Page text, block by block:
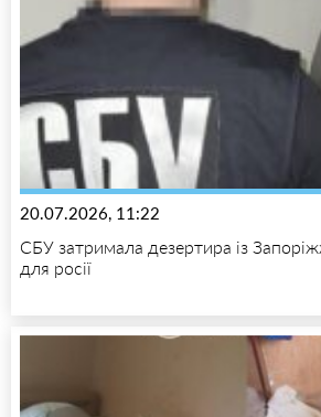
20.07.2026, 11:22
СБУ затримала дезертира із
для росії